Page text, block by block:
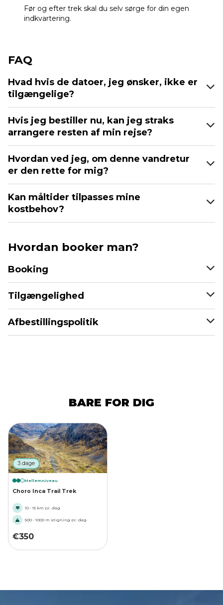
Før og efter trek skal du selv sørge for din egen
indkvartering.
FAQ
Hvad hvis de datoer, jeg ønsker, ikke er
tilgængelige?
Hvis jeg bestiller nu, kan jeg straks
arrangere resten af min rejse?
Hvordan ved jeg, om denne vandretur
er den rette for mig?
Kan måltider tilpasses mine
kostbehov?
Hvordan booker man?
Booking
Tilgængelighed
Afbestillingspolitik
BARE FOR DIG
3 dage
Mellemniveau
Choro Inca Trail Trek
10 - 15 km pr. dag
500 - 1000 m stigning pr. dag
€350